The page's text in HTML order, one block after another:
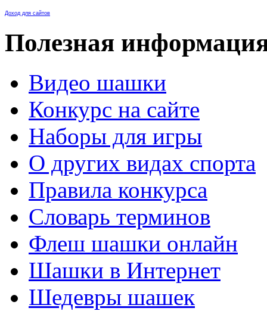
Доход для сайтов
Полезная
Видео шашки
Конкурс на сайте
Наборы для игры
О других видах спорта
Правила конкурса
Словарь терминов
Флеш шашки онлайн
Шашки в Интернет
Шедевры шашек